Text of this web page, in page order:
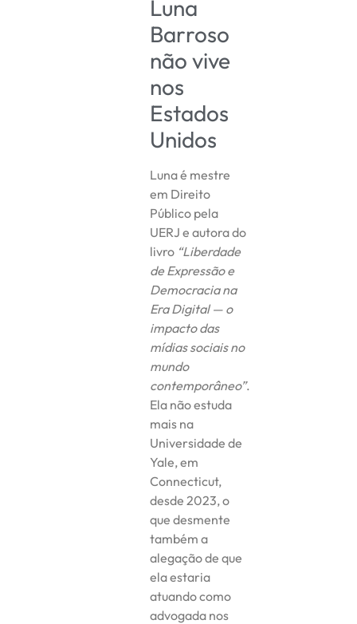
Luna
Barroso
não vive
nos
Estados
Unidos
Luna é mestre
em Direito
Público pela
UERJ e autora do
livro “Liberdade
de Expressão e
Democracia na
Era Digital — o
impacto das
mídias sociais no
mundo
contemporâneo”.
Ela não estuda
mais na
Universidade de
Yale, em
Connecticut,
desde 2023, o
que desmente
também a
alegação de que
ela estaria
atuando como
advogada nos